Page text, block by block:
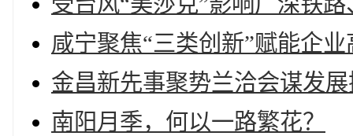
咸宁聚焦“三类创新”赋能企
金昌新先事聚势兰洽会谋发
南阳月季，何以一路繁花？